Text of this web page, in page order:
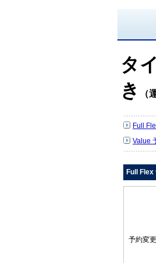
タ
き
（
Full
Value
Full Flex
予約変更